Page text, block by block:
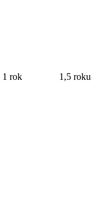
1 rok 1,5 roku